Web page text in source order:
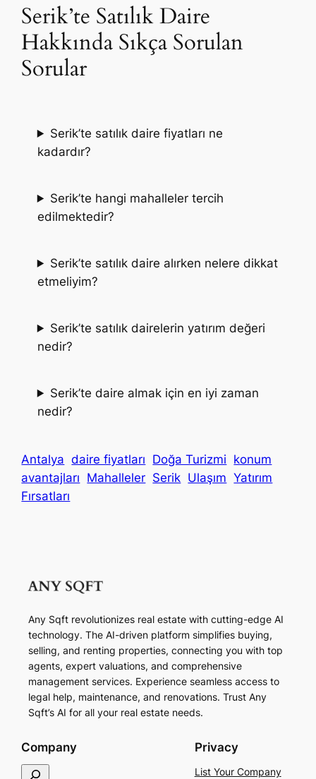
Serik’te Satılık Daire
Hakkında Sıkça Sorulan
Sorular
Serik’te satılık daire fiyatları ne
kadardır?
Serik’te hangi mahalleler tercih
edilmektedir?
Serik’te satılık daire alırken nelere dikkat
etmeliyim?
Serik’te satılık dairelerin yatırım değeri
nedir?
Serik’te daire almak için en iyi zaman
nedir?
Antalya daire fiyatları Doğa Turizmi konum
avantajları Mahalleler Serik Ulaşım Yatırım
Fırsatları
Any Sqft revolutionizes real estate with cutting-edge AI
technology. The AI-driven platform simplifies buying,
selling, and renting properties, connecting you with top
agents, expert valuations, and comprehensive
management services. Experience seamless access to
legal help, maintenance, and renovations. Trust Any
Sqft’s AI for all your real estate needs.
Company Privacy
List Your Company